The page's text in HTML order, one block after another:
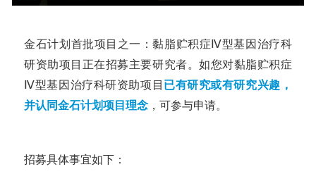
金石计划首批项目之一：黏脂贮积症Ⅳ型基因治疗科
研资助项目正在招募主要研究者。如您对黏脂贮积症
Ⅳ型基因治疗科研资助项目 已有研究或有研究兴趣，
并认同金石计划项目理念 ，可参与申请。
招募具体事宜如下：